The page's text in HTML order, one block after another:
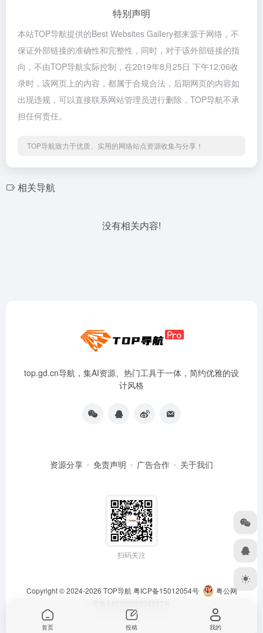
特别声明
本站TOP导航提供的Best Websites Gallery都来源于网络，不
保证外部链接的准确性和完整性，同时，对于该外部链接的指
向，不由TOP导航实际控制，在2019年8月25日 下午12:06收
录时，该网页上的内容，都属于合规合法，后期网页的内容如
出现违规，可以直接联系网站管理员进行删除，TOP导航不承
担任何责任。
TOP导航致力于优质、实用的网络站点资源收集与分享！
相关导航
没有相关内容!
top.gd.cn导航，集AI资源、热门工具于一体，简约优雅的设
计风格
资源分享 免责声明 广告合作 关于我们
扫码关注
Copyright © 2024-2026 TOP导航 粤ICP备15012054号
粤公网
首页 投稿 我的